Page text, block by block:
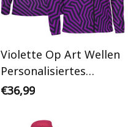
Violette Op Art Wellen
Personalisiertes
Trainingsanzug Jacke
€36,99